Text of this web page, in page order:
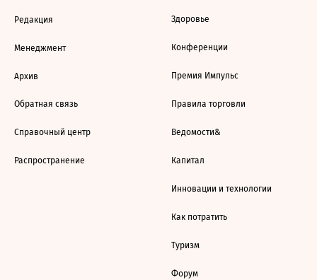
Редакция
Менеджмент
Архив
Обратная связь
Справочный центр
Распространение
Здоровье
Конференции
Премия Импульс
Правила торговли
Ведомости&
Капитал
Инновации и технологии
Как потратить
Туризм
Форум